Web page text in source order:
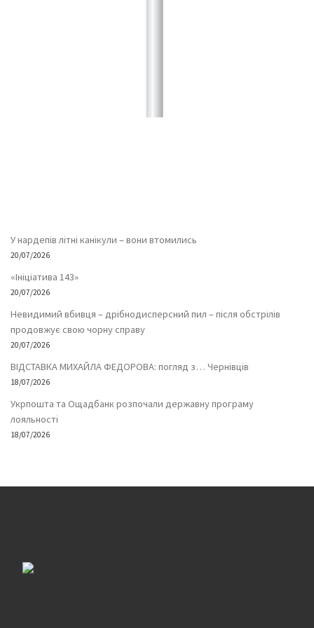
У нардепів літні канікули – вони втомились
20/07/2026
«Ініціатива 143»
20/07/2026
Невидимий вбивця – дрібнодисперсний пил – після обстрілів
продовжує свою чорну справу
20/07/2026
ВІДСТАВКА МИХАЙЛА ФЕДОРОВА: погляд з… Чернівців
18/07/2026
Укрпошта та Ощадбанк розпочали державну програму
лояльності
18/07/2026